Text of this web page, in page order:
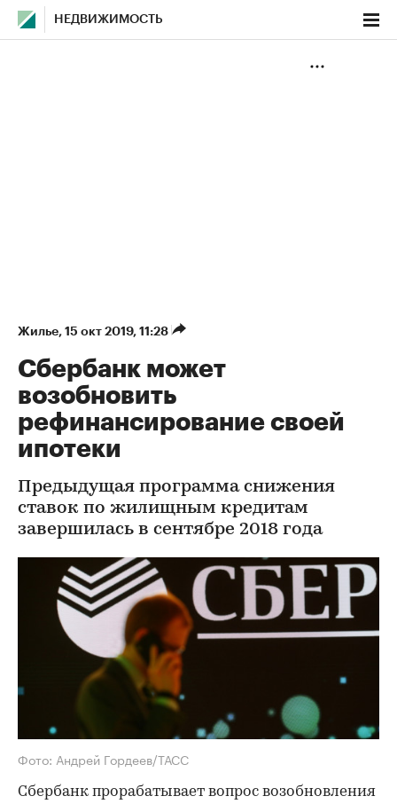
НЕДВИЖИМОСТЬ
Жилье⁠, 15 окт 2019, 11:28
Сбербанк может
возобновить
рефинансирование своей
ипотеки
Предыдущая программа снижения
ставок по жилищным кредитам
завершилась в сентябре 2018 года
Фото: Андрей Гордеев/ТАСС
Cбербанк прорабатывает вопрос возобновления